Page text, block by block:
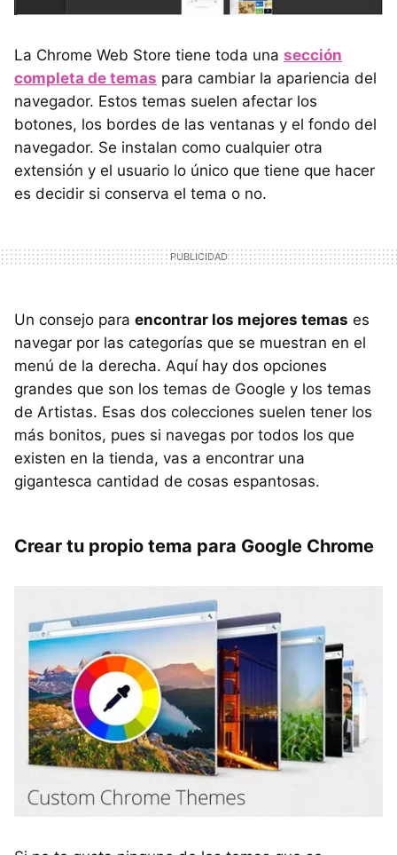
La Chrome Web Store tiene toda una sección
completa de temas para cambiar la apariencia del
navegador. Estos temas suelen afectar los
botones, los bordes de las ventanas y el fondo del
navegador. Se instalan como cualquier otra
extensión y el usuario lo único que tiene que hacer
es decidir si conserva el tema o no.
Un consejo para encontrar los mejores temas es
navegar por las categorías que se muestran en el
menú de la derecha. Aquí hay dos opciones
grandes que son los temas de Google y los temas
de Artistas. Esas dos colecciones suelen tener los
más bonitos, pues si navegas por todos los que
existen en la tienda, vas a encontrar una
gigantesca cantidad de cosas espantosas.
Crear tu propio tema para Google Chrome